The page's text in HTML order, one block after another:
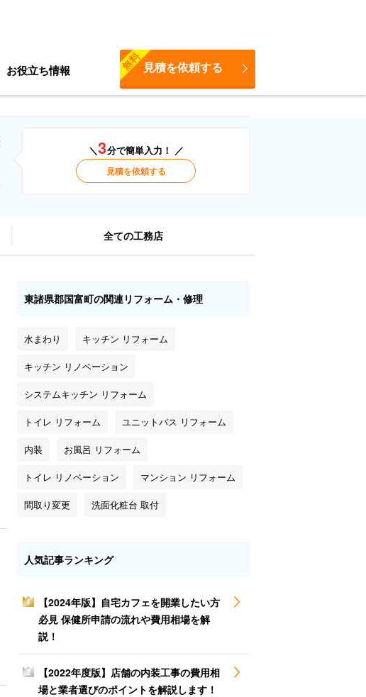
お役立ち情報 見積を依頼する
無料
＼3分で簡単入力！ ／
見積を依頼する
全ての工務店
東諸県郡国富町の関連リフォーム・修理
水まわり キッチン リフォーム
キッチン リノベーション
システムキッチン リフォーム
トイレ リフォーム ユニットバス リフォーム
内装 お風呂 リフォーム
トイレ リノベーション マンション リフォーム
間取り変更 洗面化粧台 取付
人気記事ランキング
1
【2024年版】自宅カフェを開業したい方
必見 保健所申請の流れや費用相場を解
説！
2
【2022年度版】店舗の内装工事の費用相
場と業者選びのポイントを解説します！